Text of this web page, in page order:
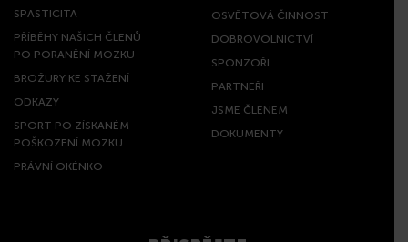
SPASTICITA
PŘÍBĚHY NAŠICH ČLENŮ
PO PORANĚNÍ MOZKU
BROŽURY KE STAŽENÍ
ODKAZY
SPORT PO ZÍSKANÉM
POŠKOZENÍ MOZKU
PRÁVNÍ OKÉNKO
OSVĚTOVÁ ČINNOST
DOBROVOLNICTVÍ
SPONZOŘI
PARTNEŘI
JSME ČLENEM
DOKUMENTY